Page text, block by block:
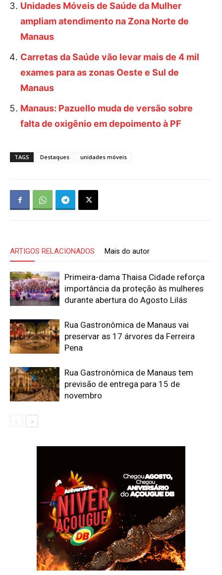
Unidades Móveis de Saúde da Mulher
ampliam atendimento na Zona Norte de
Manaus
Carretas da Saúde vão levar mais de 4 mil
exames para as zonas Oeste e Sul de
Manaus
Manaus: Pazuello muda de versão sobre
falta de oxigênio em depoimento à PF
TAGS Destaques unidades móveis
ARTIGOS RELACIONADOS Mais do autor
Primeira-dama Thaisa Cidade reforça
importância da proteção às mulheres
durante abertura do Agosto Lilás
Rua Gastronômica de Manaus vai
preservar as 17 árvores da Ferreira
Pena
Rua Gastronômica de Manaus tem
previsão de entrega para 15 de
novembro